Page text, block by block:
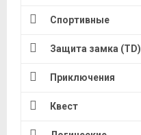
Спортивные
Защита замка (TD)
Приключения
Квест